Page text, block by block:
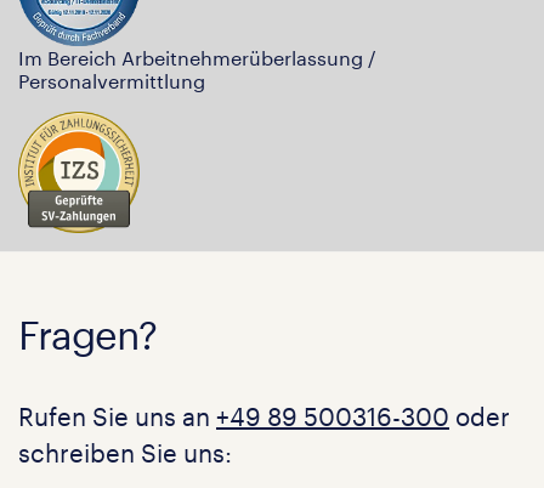
Im Bereich Arbeitnehmerüberlassung /
Personalvermittlung
Fragen?
Rufen Sie uns an +49 89 500316-300 oder
schreiben Sie uns: